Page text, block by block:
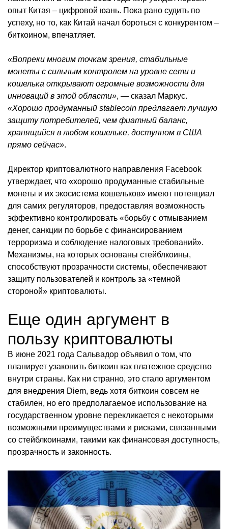
опыт Китая – цифровой юань. Пока рано судить по
успеху, но то, как Китай начал бороться с конкурентом –
биткоином, впечатляет.
«Вопреки многим точкам зрения, стабильные
монеты с сильным контролем на уровне сети и
кошелька открывают огромные возможности для
инноваций в этой области», — сказал Маркус.
«Хорошо продуманный stablecoin предлагает лучшую
защиту потребителей, чем фиатный баланс,
хранящийся в любом кошельке, доступном в США
прямо сейчас».
Директор криптовалютного направления Facebook
утверждает, что «хорошо продуманные стабильные
монеты и их экосистема кошельков» имеют потенциал
для самих регуляторов, предоставляя возможность
эффективно контролировать «борьбу с отмыванием
денег, санкции по борьбе с финансированием
терроризма и соблюдение налоговых требований».
Механизмы, на которых основаны стейблкоины,
способствуют прозрачности системы, обеспечивают
защиту пользователей и контроль за «темной
стороной» криптовалюты.
Еще один аргумент в
пользу криптовалюты
В июне 2021 года Сальвадор объявил о том, что
планирует узаконить биткоин как платежное средство
внутри страны. Как ни странно, это стало аргументом
для внедрения Diem, ведь хотя биткоин совсем не
стабилен, но его предполагаемое использование на
государственном уровне перекликается с некоторыми
возможными преимуществами и рисками, связанными
со стейблкоинами, такими как финансовая доступность,
прозрачность и законность.